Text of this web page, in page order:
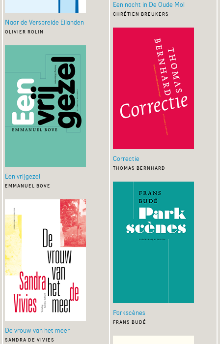
Naar de Verspreide Eilanden
olivier rolin
Een vrijgezel
emmanuel bove
De vrouw van het meer
sandra de vivies
Een nacht in De Oude Mol
chrétien breukers
Correctie
thomas bernhard
Parkscènes
frans budé